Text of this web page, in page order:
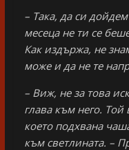
– Така, да си
месеца не ти се
Как издържа, не
може и да не те
– Виж, не за това
глава към него. Той
което подхвана
към светлината. –